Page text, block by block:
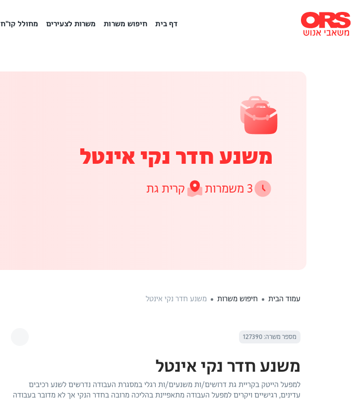
דף בית חיפוש משרות משרות לצעירים מחולל קו"ח
משנע חדר נקי אינטל
3 משמרות קרית גת
עמוד הבית חיפוש משרות משנע חדר נקי אינטל
מספר משרה: 127390
משנע חדר נקי אינטל
למפעל הייטק בקריית גת דרושים/ות משנעים/ות רגלי במסגרת העבודה נדרשים לשנע רכיבים
עדינים, רגישיים ויקרים למפעל העבודה מתאפיינת בהליכה מרובה בחדר הנקי אך לא מדובר בעבודה